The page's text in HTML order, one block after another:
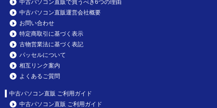
中古パソコン直販で買うべき6つの理由
中古パソコン直販運営会社概要
お問い合わせ
特定商取引に基づく表示
古物営業法に基づく表記
パッセルについて
相互リンク案内
よくあるご質問
中古パソコン直販 ご利用ガイド
中古パソコン直販 ご利用ガイド